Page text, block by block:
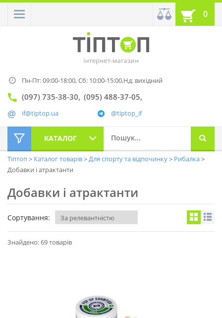
0
Пн-Пт: 09:00-18:00,Сб: 10:00-15:00,Нд: вихідний
(097) 735-38-30 (095) 488-37-05
@tiptop_if
if@tiptop.ua
КАТАЛОГ
Тіптоп Каталог товарів Для спорту та відпочинку
Рибалка
Добавки і атрактанти
Добавки і атрактанти
Сортування:
Знайдено: 69 товарів